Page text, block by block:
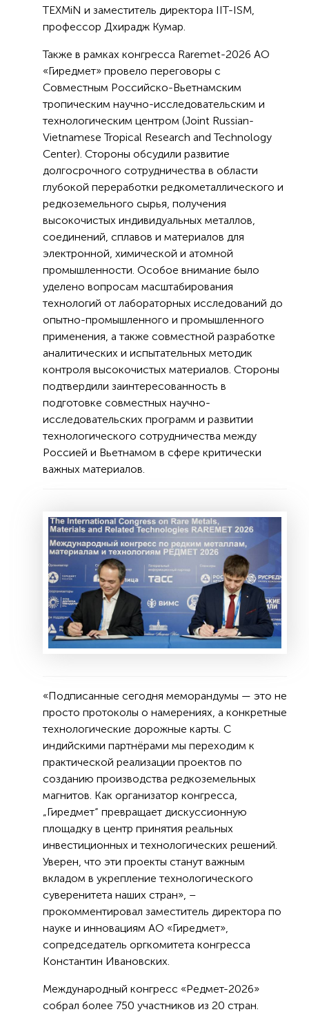
TEXMiN и заместитель директора IIT-ISM,
профессор Дхирадж Кумар.
Также в рамках конгресса Raremet-2026 АО
«Гиредмет» провело переговоры с
Совместным Российско-Вьетнамским
тропическим научно-исследовательским и
технологическим центром (Joint Russian-
Vietnamese Tropical Research and Technology
Center). Стороны обсудили развитие
долгосрочного сотрудничества в области
глубокой переработки редкометаллического и
редкоземельного сырья, получения
высокочистых индивидуальных металлов,
соединений, сплавов и материалов для
электронной, химической и атомной
промышленности. Особое внимание было
уделено вопросам масштабирования
технологий от лабораторных исследований до
опытно-промышленного и промышленного
применения, а также совместной разработке
аналитических и испытательных методик
контроля высокочистых материалов. Стороны
подтвердили заинтересованность в
подготовке совместных научно-
исследовательских программ и развитии
технологического сотрудничества между
Россией и Вьетнамом в сфере критически
важных материалов.
«Подписанные сегодня меморандумы — это не
просто протоколы о намерениях, а конкретные
технологические дорожные карты. С
индийскими партнёрами мы переходим к
практической реализации проектов по
созданию производства редкоземельных
магнитов. Как организатор конгресса,
„Гиредмет“ превращает дискуссионную
площадку в центр принятия реальных
инвестиционных и технологических решений.
Уверен, что эти проекты станут важным
вкладом в укрепление технологического
суверенитета наших стран», –
прокомментировал заместитель директора по
науке и инновациям АО «Гиредмет»,
сопредседатель оргкомитета конгресса
Константин Ивановских.
Международный конгресс «Редмет-2026»
собрал более 750 участников из 20 стран.